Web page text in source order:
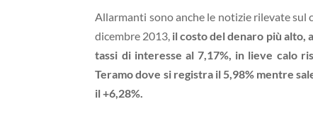
Allarmanti sono anche le notizie rilevate sul
dicembre 2013, il costo del denaro più alto,
tassi di interesse al 7,17%, in lieve calo
Teramo dove si registra il 5,98% mentre
il +6,28%.